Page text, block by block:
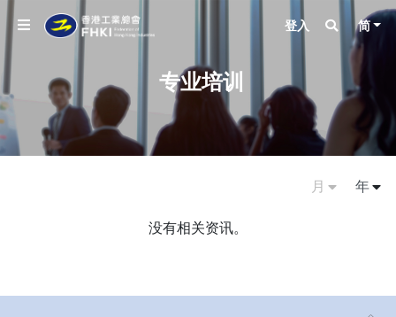
登入 简
专业培训
没有相关资讯。